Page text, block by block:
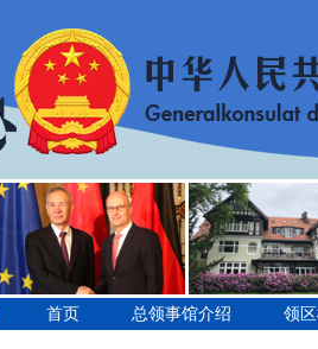
首页 总领事馆介绍 领